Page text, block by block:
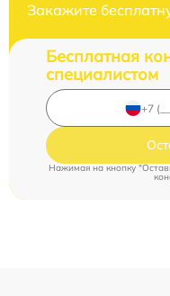
Закажите
Бесплатная
специалистом
Нажимая на кнопку